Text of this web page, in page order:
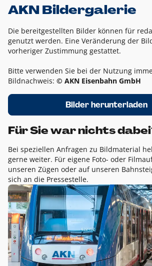
AKN Bildergalerie
Die bereitgestellten Bilder können für
genutzt werden. Eine Veränderung der
vorheriger Zustimmung gestattet.
Bitte verwenden Sie bei der Nutzung
Bildnachweis: © AKN Eisenbahn GmbH
Bilder herunterladen
Für Sie war nichts
Bei speziellen Anfragen zu Bildmaterial
gerne weiter. Für eigene Foto- oder
unseren Zügen oder auf unseren
sich an die Pressestelle.